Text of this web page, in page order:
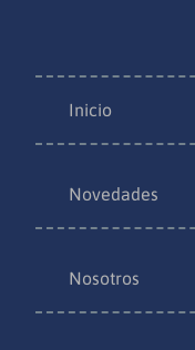
Inicio
Novedades
Nosotros